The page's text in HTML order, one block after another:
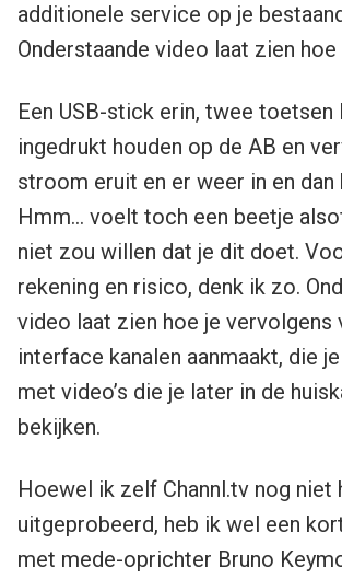
additionele service op je
Onderstaande video laat zien
Een USB-stick erin, twee toetsen
ingedrukt houden op de AB en
stroom eruit en er weer in en dan
Hmm… voelt toch een beetje
niet zou willen dat je dit doet.
rekening en risico, denk ik zo.
video laat zien hoe je vervolgens
interface kanalen aanmaakt, die
met video’s die je later in de
bekijken.
Hoewel ik zelf Channl.tv nog niet
uitgeprobeerd, heb ik wel een
met mede-oprichter Bruno